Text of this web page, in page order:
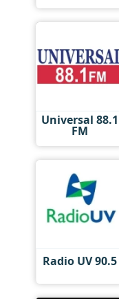
Universal 88.1
FM
Radio UV 90.5